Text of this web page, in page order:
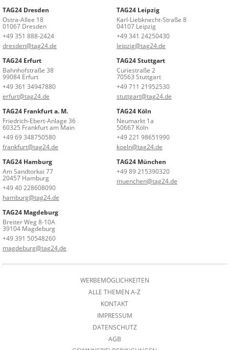
TAG24 Dresden
Ostra-Allee 18
01067 Dresden
+49 351 888-2424
dresden@tag24.de
TAG24 Leipzig
Karl-Liebknecht-Straße 8
04107 Leipzig
+49 341 24250430
leipzig@tag24.de
TAG24 Erfurt
Bahnhofstraße 38
99084 Erfurt
+49 361 34947880
erfurt@tag24.de
TAG24 Stuttgart
Curiestraße 2
70563 Stuttgart
+49 711 21952530
stuttgart@tag24.de
TAG24 Frankfurt a. M.
Friedrich-Ebert-Anlage 36
60325 Frankfurt am Main
+49 69 348750580
frankfurt@tag24.de
TAG24 Köln
Neumarkt 1a
50667 Köln
+49 221 98651990
koeln@tag24.de
TAG24 Hamburg
Am Sandtorkai 77
20457 Hamburg
+49 40 228608090
hamburg@tag24.de
TAG24 München
+49 89 215390320
muenchen@tag24.de
TAG24 Magdeburg
Breiter Weg 8-10A
39104 Magdeburg
+49 391 50548260
magdeburg@tag24.de
WERBEMÖGLICHKEITEN
ALLE THEMEN A-Z
KONTAKT
IMPRESSUM
DATENSCHUTZ
AGB